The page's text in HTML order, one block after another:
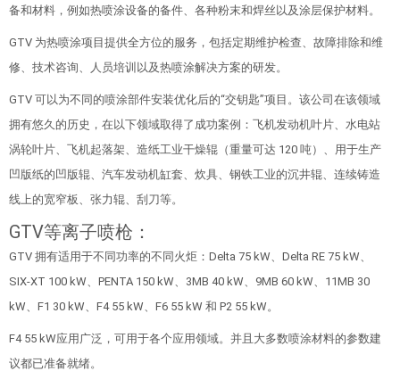
备和材料，例如热喷涂设备的备件、各种粉末和焊丝以及涂层保护材料。
GTV 为热喷涂项目提供全方位的服务，包括定期维护检查、故障排除和维
修、技术咨询、人员培训以及热喷涂解决方案的研发。
GTV 可以为不同的喷涂部件安装优化后的“交钥匙”项目。该公司在该领域
拥有悠久的历史，在以下领域取得了成功案例：飞机发动机叶片、水电站
涡轮叶片、飞机起落架、造纸工业干燥辊（重量可达 120 吨）、用于生产
凹版纸的凹版辊、汽车发动机缸套、炊具、钢铁工业的沉井辊、连续铸造
线上的宽窄板、张力辊、刮刀等。
GTV等离子喷枪：
GTV 拥有适用于不同功率的不同火炬：Delta 75 kW、Delta RE 75 kW、
SIX-XT 100 kW、PENTA 150 kW、3MB 40 kW、9MB 60 kW、11MB 30
kW、F1 30 kW、F4 55 kW、F6 55 kW 和 P2 55 kW。
F4 55 kW应用广泛，可用于各个应用领域。并且大多数喷涂材料的参数建
议都已准备就绪。